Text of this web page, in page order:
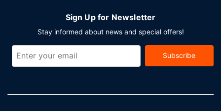
Sign Up for Newsletter
Stay informed about news and special offers!
Subscribe